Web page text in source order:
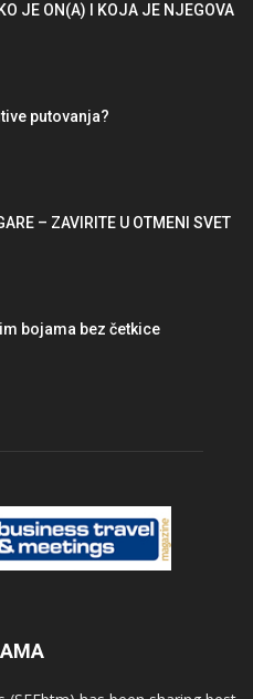
JE ON(A) I KOJA JE NJEGOVA
putovanja?
– ZAVIRITE U OTMENI SVET
bojama bez četkice